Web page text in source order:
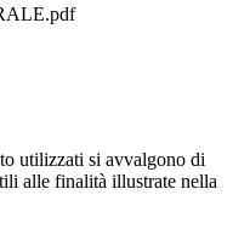
utilizzati si avvalgono di
alle finalità illustrate nella